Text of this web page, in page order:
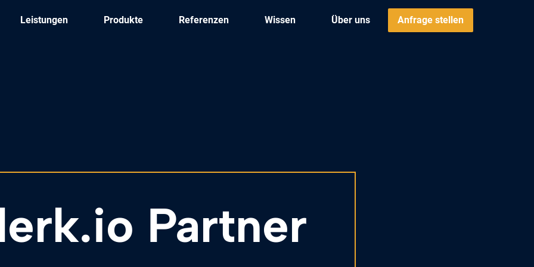
Leistungen Produkte Referenzen Wissen Über uns Anfrage stellen
Partner